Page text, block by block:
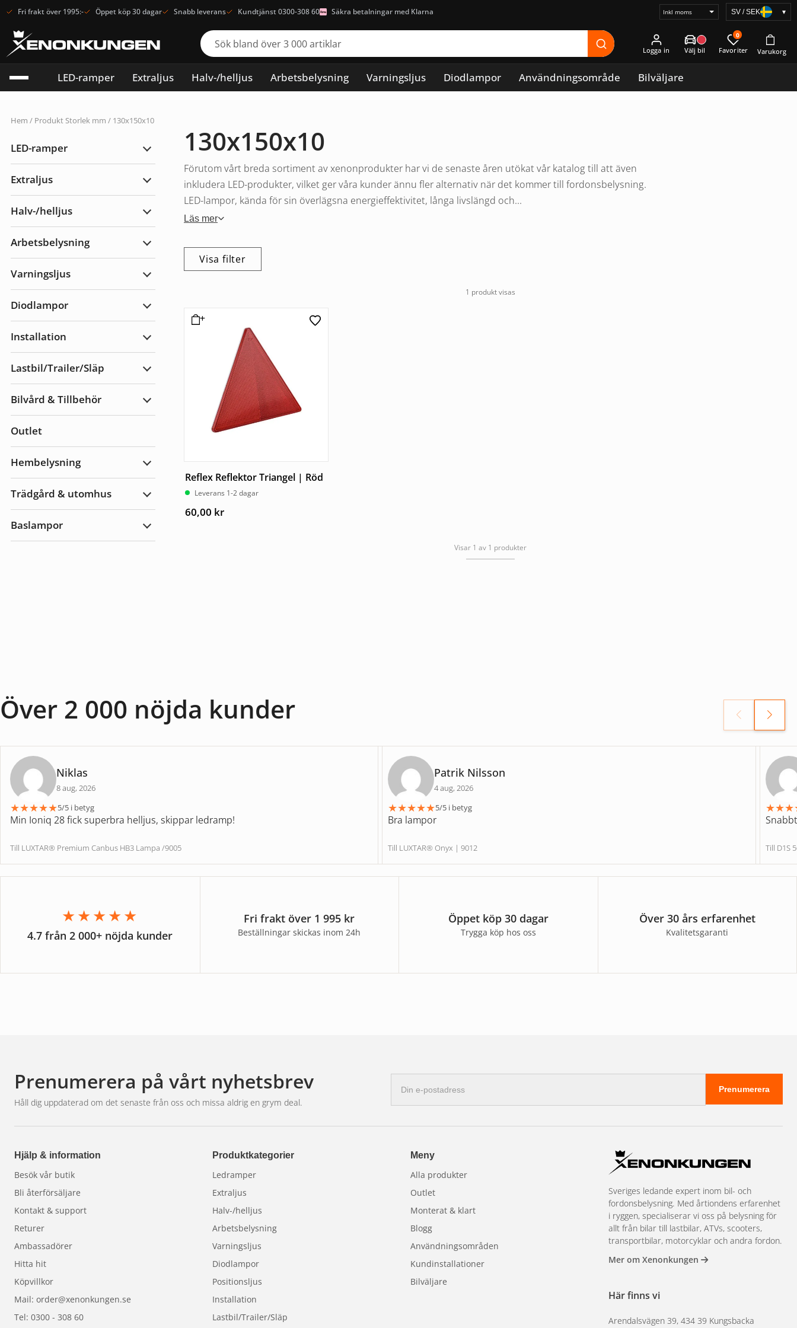
Fri frakt över 1995:- Öppet köp 30 dagar Snabb leverans Kundtjänst 0300-308 60 Säkra betalningar med Klarna
Välj
SV / SEK ▾
Logga in
0
LED-ramper Extraljus Halv-/helljus Arbetsbelysning Varningsljus Diodlampor Användningsområde Bilväljare
Hem / Produkt Storlek mm / 130x150x10
LED-ramper
Expandera
Extraljus
Expandera
Halv-/helljus
Expandera
Halv-/helljus
Arbetsbelysning
Expandera
Arbetsbelysning
Varningsljus
Expandera
Diodlampor
Expandera
Installation
Expandera
Lastbil/Trailer/Släp
Expandera
Bilvård & Tillbehör
Expandera
Outlet
Hembelysning
Expandera
Hembelysning
Trädgård & utomhus
Expandera
utomhus
Baslampor
Expandera
130x150x10
Förutom vårt breda sortiment av xenonprodukter har vi de senaste åren utökat vår katalog till att även
inkludera LED-produkter, vilket ger våra kunder ännu fler alternativ när det kommer till fordonsbelysning.
LED-lampor, kända för sin överlägsna energieffektivitet, långa livslängd och...
Läs mer
Visa filter
1 produkt visas
Reflex Reflektor Triangel | Röd
Leverans 1-2 dagar
60,00 kr
Visar 1 av 1 produkter
Över 2 000 nöjda kunder
Niklas
8 aug, 2026
★★★★★5/5 i betyg
Min Ioniq 28 fick superbra helljus, skippar ledramp!
Till LUXTAR® Premium Canbus HB3 Lampa /9005
Patrik Nilsson
4 aug, 2026
★★★★★5/5 i betyg
Bra lampor
Till LUXTAR® Onyx | 9012
★★★
Till D1S
★★★★★
4.7 från 2 000+ nöjda kunder
Fri frakt över 1 995 kr
Beställningar skickas inom 24h
Öppet köp 30 dagar
Trygga köp hos oss
Över 30 års erfarenhet
Kvalitetsgaranti
Prenumerera på vårt nyhetsbrev
Håll dig uppdaterad om det senaste från oss och missa aldrig en grym deal.
postadress
Prenumerera
Hjälp & information
Besök vår butik
Bli återförsäljare
Kontakt & support
Returer
Ambassadörer
Hitta hit
Köpvillkor
Mail: order@xenonkungen.se
Tel: 0300 - 308 60
Produktkategorier
Ledramper
Extraljus
Halv-/helljus
Arbetsbelysning
Varningsljus
Diodlampor
Positionsljus
Installation
Lastbil/Trailer/Släp
Meny
Alla produkter
Outlet
Monterat & klart
Blogg
Användningsområden
Kundinstallationer
Bilväljare
Sveriges ledande expert inom bil- och
fordonsbelysning. Med årtiondens erfarenhet
i ryggen, specialiserar vi oss på belysning för
allt från bilar till lastbilar, ATVs, scooters,
transportbilar, motorcyklar och andra fordon.
Mer om Xenonkungen
Här finns vi
Arendalsvägen 39, 434 39 Kungsbacka